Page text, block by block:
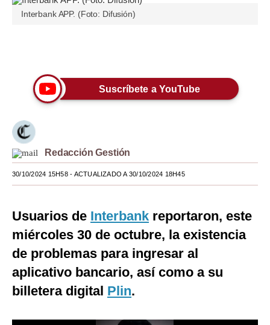
Opinión
Tendencias
Lujo
Viajes
Moda
Mundo
México
España
Internacional
Interbank APP. (Foto: Difusión)
Suscríbete a YouTube
Redacción Gestión
30/10/2024 15H58- ACTUALIZADO A 30/10/2024 18H45
Usuarios de Interbank reportaron, este
miércoles 30 de octubre, la existencia
de problemas para ingresar al
aplicativo bancario, así como a su
billetera digital Plin.